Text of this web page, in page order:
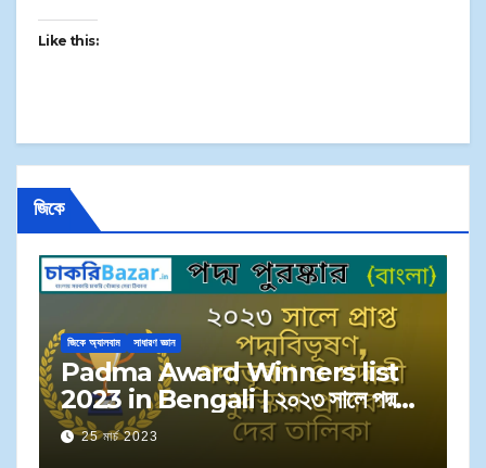
Like this:
জিকে
জিকে অ্যালবাম সাধারণ জ্ঞান
Padma Award Winners list
2023 in Bengali | ২০২৩ সালে পদ্ম
পুরস্কার বিজয়ীদের তালিকা
25 মার্চ 2023